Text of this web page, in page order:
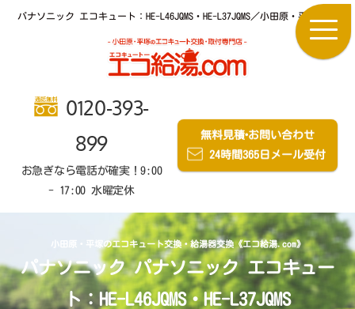
パナソニック エコキュート：HE-L46JQMS・HE-L37JQMS／小田原・平塚のエ
0120-393-
899
お急ぎなら電話が確実！9:00
- 17:00 水曜定休
無料見積・お問い合わせ
24時間365日メール受付
小田原・平塚のエコキュート交換・給湯器交換《エコ給湯.com》
パナソニック パナソニック エコキュー
ト：HE-L46JQMS・HE-L37JQMS